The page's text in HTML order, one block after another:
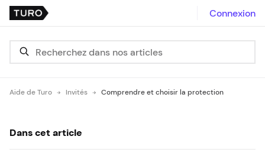
Connexion
Aide de Turo Invités Comprendre et choisir la protection
Dans cet article